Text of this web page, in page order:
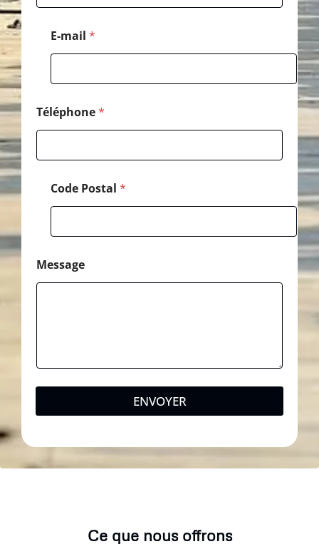
E-mail *
Téléphone*
Code Postal *
l
é
p
h
o
n
e
Message
ENVOYER
Ce que nous offrons